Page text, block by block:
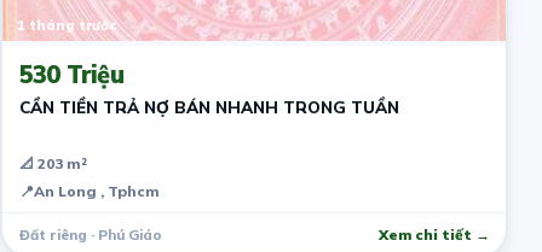
1 tháng trước
530 Triệu
CẦN TIỀN TRẢ NỢ BÁN NHANH TRONG TUẦN
📐 203 m²
📍An Long , Tphcm
Đất riêng · Phú Giáo Xem chi tiết →